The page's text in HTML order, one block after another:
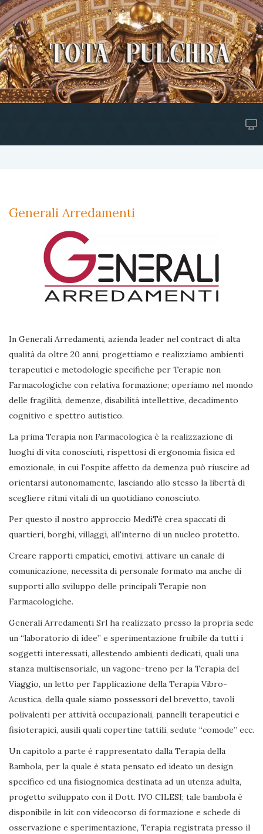
Generali Arredamenti
In Generali Arredamenti, azienda leader nel contract di alta
qualità da oltre 20 anni, progettiamo e realizziamo ambienti
terapeutici e metodologie specifiche per Terapie non
Farmacologiche con relativa formazione; operiamo nel mondo
delle fragilità, demenze, disabilità intellettive, decadimento
cognitivo e spettro autistico.
La prima Terapia non Farmacologica è la realizzazione di
luoghi di vita conosciuti, rispettosi di ergonomia fisica ed
emozionale, in cui l'ospite affetto da demenza può riuscire ad
orientarsi autonomamente, lasciando allo stesso la libertà di
scegliere ritmi vitali di un quotidiano conosciuto.
Per questo il nostro approccio MediTè crea spaccati di
quartieri, borghi, villaggi, all'interno di un nucleo protetto.
Creare rapporti empatici, emotivi, attivare un canale di
comunicazione, necessita di personale formato ma anche di
supporti allo sviluppo delle principali Terapie non
Farmacologiche.
Generali Arredamenti Srl ha realizzato presso la propria sede
un “laboratorio di idee” e sperimentazione fruibile da tutti i
soggetti interessati, allestendo ambienti dedicati, quali una
stanza multisensoriale, un vagone-treno per la Terapia del
Viaggio, un letto per l'applicazione della Terapia Vibro-
Acustica, della quale siamo possessori del brevetto, tavoli
polivalenti per attività occupazionali, pannelli terapeutici e
fisioterapici, ausili quali copertine tattili, sedute “comode” ecc.
Un capitolo a parte è rappresentato dalla Terapia della
Bambola, per la quale è stata pensato ed ideato un design
specifico ed una fisiognomica destinata ad un utenza adulta,
progetto sviluppato con il Dott. IVO CILESI; tale bambola è
disponibile in kit con videocorso di formazione e schede di
osservazione e sperimentazione, Terapia registrata presso il